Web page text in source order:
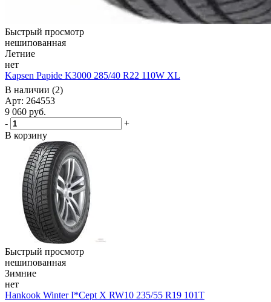
Быстрый просмотр
нешипованная
Летние
нет
Kapsen Papide K3000 285/40 R22 110W XL
В наличии (2)
Арт: 264553
9 060 руб.
-
+
В корзину
Быстрый просмотр
нешипованная
Зимние
нет
Hankook Winter I*Cept X RW10 235/55 R19 101T